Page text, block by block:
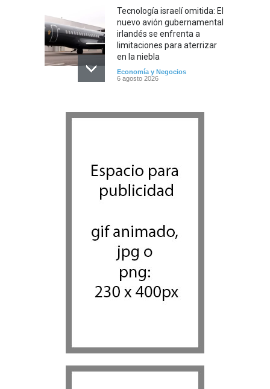
Tecnología israelí omitida: El
nuevo avión gubernamental
irlandés se enfrenta a
limitaciones para aterrizar
en la niebla
Economía y Negocios
6 agosto 2026
Opinión,Tema del día
Los abuelos de Herzl son
enterrados de nuevo en
Mundo Judío 5 agosto 2026